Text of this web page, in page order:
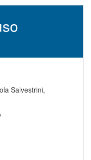
Salvestrini,